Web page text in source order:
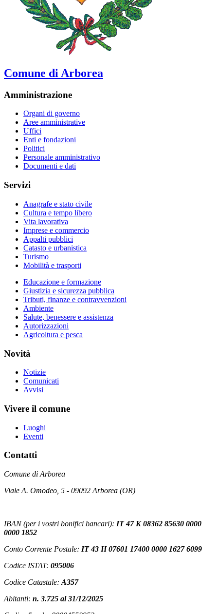
Comune di Arborea
Amministrazione
Organi di governo
Aree amministrative
Uffici
Enti e fondazioni
Politici
Personale amministrativo
Documenti e dati
Servizi
Anagrafe e stato civile
Cultura e tempo libero
Vita lavorativa
Imprese e commercio
Appalti pubblici
Catasto e urbanistica
Turismo
Mobilità e trasporti
Educazione e formazione
Giustizia e sicurezza pubblica
Tributi, finanze e contravvenzioni
Ambiente
Salute, benessere e assistenza
Autorizzazioni
Agricoltura e pesca
Novità
Notizie
Comunicati
Avvisi
Vivere il comune
Luoghi
Eventi
Contatti
Comune di Arborea
Viale A. Omodeo, 5 - 09092 Arborea (OR)
IBAN (per i vostri bonifici bancari): IT 47 K 08362 85630 0000
0000 1852
Conto Corrente Postale: IT 43 H 07601 17400 0000 1627 6099
Codice ISTAT: 095006
Codice Catastale: A357
Abitanti: n. 3.725 al 31/12/2025